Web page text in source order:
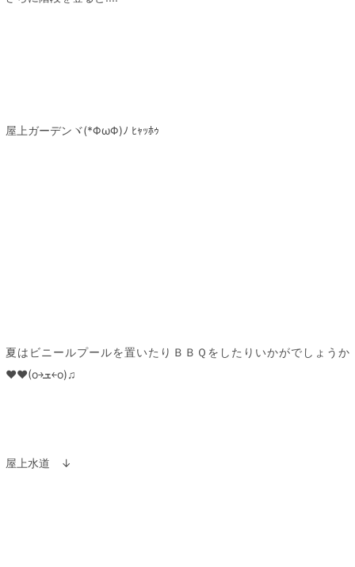
屋上ガーデンヾ(*ΦωΦ)ﾉ ﾋｬｯﾎｩ
夏はビニールプールを置いたりＢＢＱをしたりいかがでしょうか
♥♥(o￫ܫ￩o)♫
屋上水道 ↓